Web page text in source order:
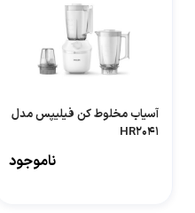
آسیاب مخلوط کن فیلیپس مدل
HR2041
ناموجود